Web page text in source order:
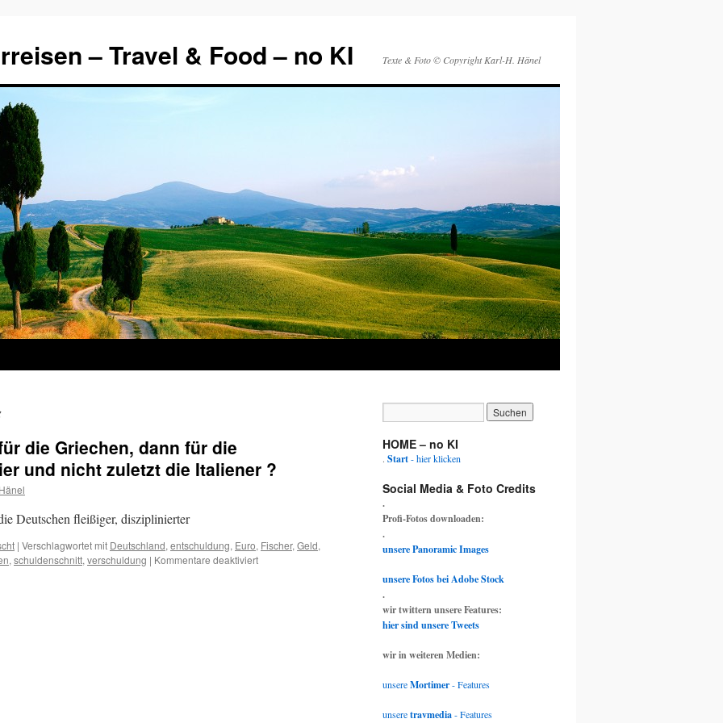
– Travel & Food – no KI Texte & Foto © Copyright Karl-H. Hänel
die Griechen, dann für die
und nicht zuletzt die Italiener ?
Deutschen fleißiger, disziplinierter
| Verschlagwortet mit Deutschland, entschuldung, Euro, Fischer, Geld,
, schuldenschnitt, verschuldung | Kommentare deaktiviertfür
HOME – no KI
. Start- hier klicken
Social Media & Foto Credits
.
Profi-Fotos downloaden:
.
unsere Panoramic Images
unsere Fotos bei Adobe Stock
.
wir twittern unsere Features:
hier sind unsere Tweets
wir in weiteren Medien:
unsereMortimer- Features
unseretravmedia- Features